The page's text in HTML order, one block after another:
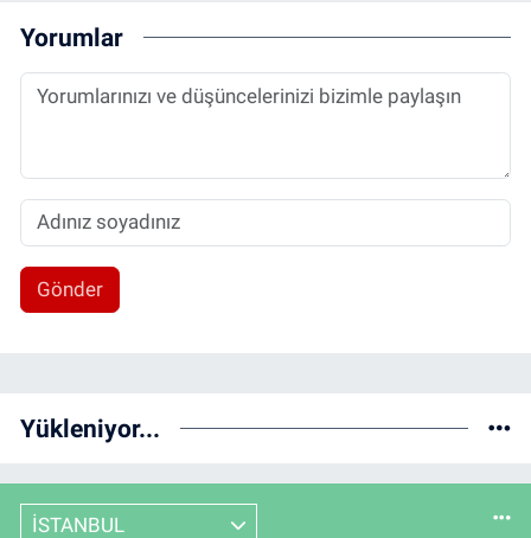
Yorumlar
Gönder
Yükleniyor...
İSTANBUL